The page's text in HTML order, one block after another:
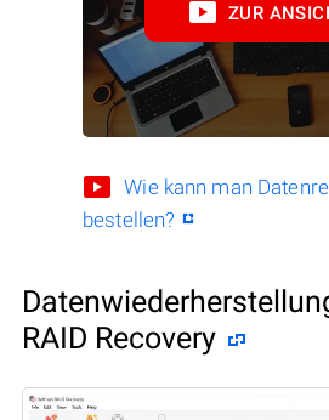
ZUR
Wie kann man
bestellen?
RAID Recovery